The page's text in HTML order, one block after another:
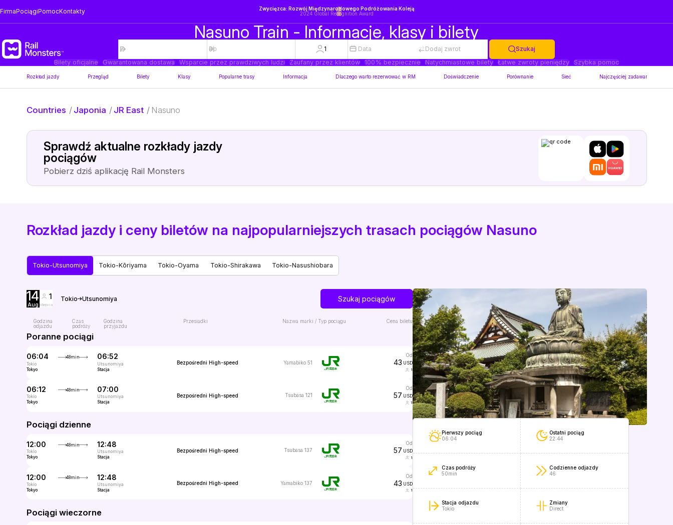
FirmaPociągiPomocKontakty
Zwycięzca: Rozwój Międzynarodowego Podróżowania Koleją
2024 Global Recognition Award
Nasuno Train - Informacje, klasy i bilety
1 Data Dodaj zwrot
Szukaj
Bilety oficjalne
Gwarantowana dostawa Wsparcie przez prawdziwych ludzi Zaufany przez klientów 100% bezpiecznie Natychmiastowe bilety Łatwe zwroty pieniędzy Szybka pomoc
Rozkład jazdy Przegląd Bilety Klasy Popularne trasy Informacja Dlaczego warto rezerwować w RM Doświadczenie Porównanie Sieć Najczęściej zadawane pytania
Countries / Japonia / JR East / Nasuno
Sprawdź aktualne rozkłady jazdy
pociągów
Pobierz dziś aplikację Rail Monsters
Rozkład jazdy i ceny biletów na najpopularniejszych trasach pociągów Nasuno
Tokio-Utsunomiya Tokio-Kōriyama Tokio-Oyama Tokio-Shirakawa Tokio-Nasushiobara
14
Aug
1
Miejsca
Tokio Utsunomiya Szukaj pociągów
Godzina
odjazdu
Czas
podróży
Godzina
przyjazdu
Przesiadki Nazwa marki / Typ pociągu Cena biletu
Poranne pociągi
06:04
Tokio
Tokyo
48min 06:52
Utsunomiya
Stacja
Bezpośredni High-speed Yamabiko 51
od
43 USD
1
06:12
Tokio
Tokyo
48min 07:00
Utsunomiya
Stacja
Bezpośredni High-speed Tsubasa 121
od
57 USD
1
Pociągi dzienne
12:00
Tokio
Tokyo
48min 12:48
Utsunomiya
Stacja
Bezpośredni High-speed Tsubasa 137
od
57 USD
1
12:00
Tokio
Tokyo
48min 12:48
Utsunomiya
Stacja
Bezpośredni High-speed Yamabiko 137
od
43 USD
1
Pociągi wieczorne
Pierwszy pociąg
06:04
Ostatni pociąg
22:44
Czas podróży
50min
Codzienne odjazdy
46
Stacja odjazdu
Tokio
Zmiany
Direct